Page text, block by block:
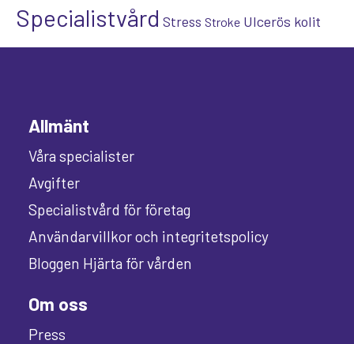
Specialistvård Stress Stroke Ulcerös kolit
Allmänt
Våra specialister
Avgifter
Specialistvård för företag
Användarvillkor och integritetspolicy
Bloggen Hjärta för vården
Om oss
Press